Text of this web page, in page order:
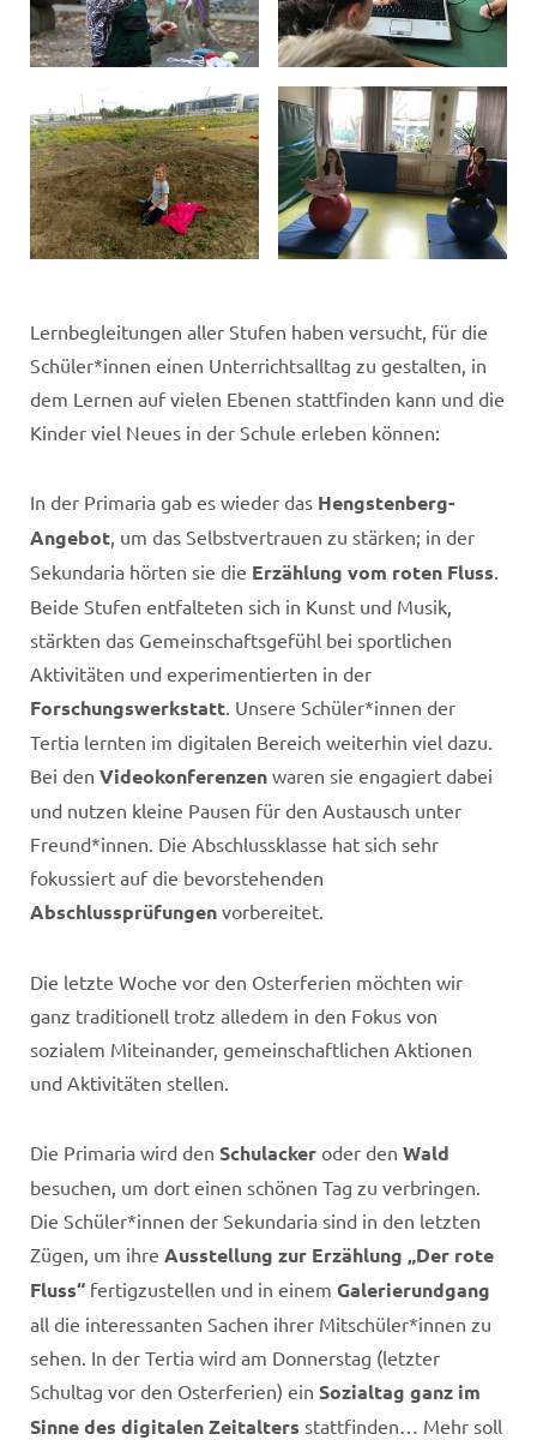
Lernbegleitungen aller Stufen haben versucht, für die
Schüler*innen einen Unterrichtsalltag zu gestalten, in
dem Lernen auf vielen Ebenen stattfinden kann und die
Kinder viel Neues in der Schule erleben können:
In der Primaria gab es wieder das Hengstenberg-
Angebot , um das Selbstvertrauen zu stärken; in der
Sekundaria hörten sie die Erzählung vom roten Fluss
Beide Stufen entfalteten sich in Kunst und Musik,
stärkten das Gemeinschaftsgefühl bei sportlichen
Aktivitäten und experimentierten in der
Forschungswerkstatt . Unsere Schüler*innen der
Tertia lernten im digitalen Bereich weiterhin viel dazu.
Bei den Videokonferenzen waren sie engagiert dabei
und nutzen kleine Pausen für den Austausch unter
Freund*innen. Die Abschlussklasse hat sich sehr
fokussiert auf die bevorstehenden
Abschlussprüfungen vorbereitet.
Die letzte Woche vor den Osterferien möchten wir
ganz traditionell trotz alledem in den Fokus von
sozialem Miteinander, gemeinschaftlichen Aktionen
und Aktivitäten stellen.
Die Primaria wird den Schulacker oder den Wald
besuchen, um dort einen schönen Tag zu verbringen.
Die Schüler*innen der Sekundaria sind in den letzten
Zügen, um ihre Ausstellung zur Erzählung „Der rote
Fluss“ fertigzustellen und in einem Galerierundgang
all die interessanten Sachen ihrer Mitschüler*innen zu
sehen. In der Tertia wird am Donnerstag (letzter
Schultag vor den Osterferien) ein Sozialtag ganz im
Sinne des digitalen Zeitalters stattfinden… Mehr soll